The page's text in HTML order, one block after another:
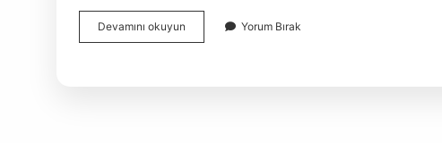
Devamını okuyun
Bir
Yorum Bırak